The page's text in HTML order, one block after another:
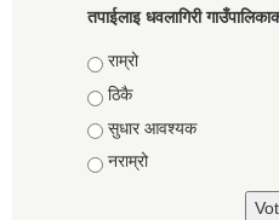
तपाईलाइ धवलागिरी
Choices
राम्रो
ठिकै
सुधार आवश्यक
नराम्रो